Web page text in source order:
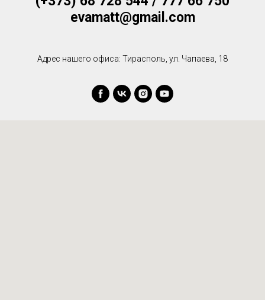
evamatt@gmail.com
Адрес нашего офиса: Тирасполь, ул. Чапаева, 18